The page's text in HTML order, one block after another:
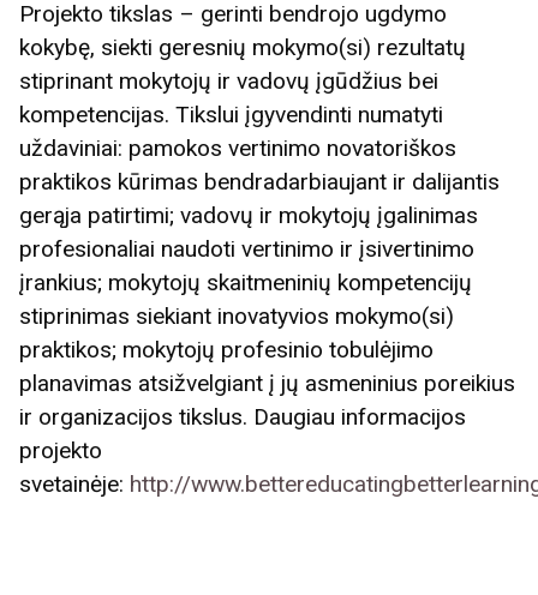
Projekto tikslas – gerinti bendrojo ugdymo
kokybę, siekti geresnių mokymo(si) rezultatų
stiprinant mokytojų ir vadovų įgūdžius bei
kompetencijas. Tikslui įgyvendinti numatyti
uždaviniai: pamokos vertinimo novatoriškos
praktikos kūrimas bendradarbiaujant ir dalijantis
gerąja patirtimi; vadovų ir mokytojų įgalinimas
profesionaliai naudoti vertinimo ir įsivertinimo
įrankius; mokytojų skaitmeninių kompetencijų
stiprinimas siekiant inovatyvios mokymo(si)
praktikos; mokytojų profesinio tobulėjimo
planavimas atsižvelgiant į jų asmeninius poreikius
ir organizacijos tikslus. Daugiau informacijos
projekto
svetainėje: http://